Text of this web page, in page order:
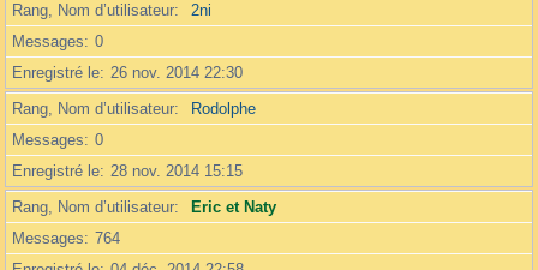
Rang, Nom d’utilisateur
2ni
Messages
0
Enregistré le 26 nov. 2014 22:30
Rang, Nom d’utilisateur
Rodolphe
Messages
0
Enregistré le 28 nov. 2014 15:15
Rang, Nom d’utilisateur
Eric et Naty
Messages
764